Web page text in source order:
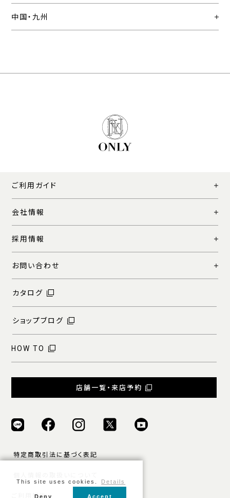
中国・九州
ご利用ガイド
会社情報
採用情報
お問い合わせ
カタログ
ショップブログ
HOW TO
店舗一覧・来店予約
特定商取引法に基づく表記
ご利用規約
This site uses cookies. Details
Deny Accept